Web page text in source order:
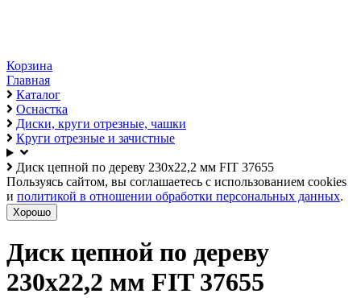
Корзина
Главная
Каталог
Оснастка
Диски, круги отрезные, чашки
Круги отрезные и зачистные
Диск цепной по дереву 230х22,2 мм FIT 37655
Пользуясь сайтом, вы соглашаетесь с использованием cookies
и политикой в отношении обработки персональных данных.
Хорошо
Диск цепной по дереву
230х22,2 мм FIT 37655